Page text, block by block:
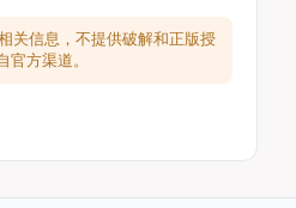
关信息，不提供破解和正版授
方渠道。